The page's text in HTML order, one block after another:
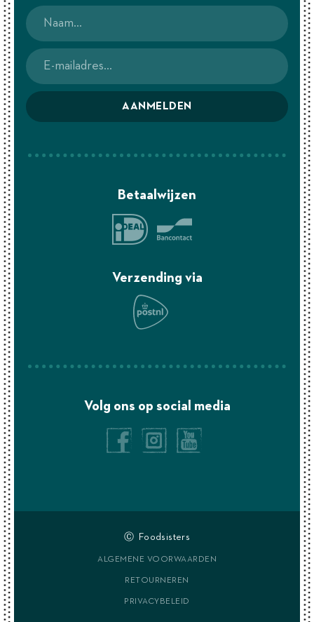
AANMELDEN
Betaalwijzen
Verzending via
Volg ons op social media
Ⓒ Foodsisters
ALGEMENE VOORWAARDEN
RETOURNEREN
PRIVACYBELEID